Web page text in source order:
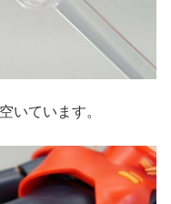
いています。